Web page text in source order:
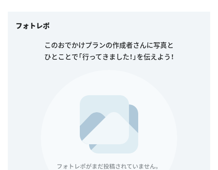
フォトレポ
このおでかけプランの作成者さんに写真と
ひとことで「行ってきました！」を伝えよう！